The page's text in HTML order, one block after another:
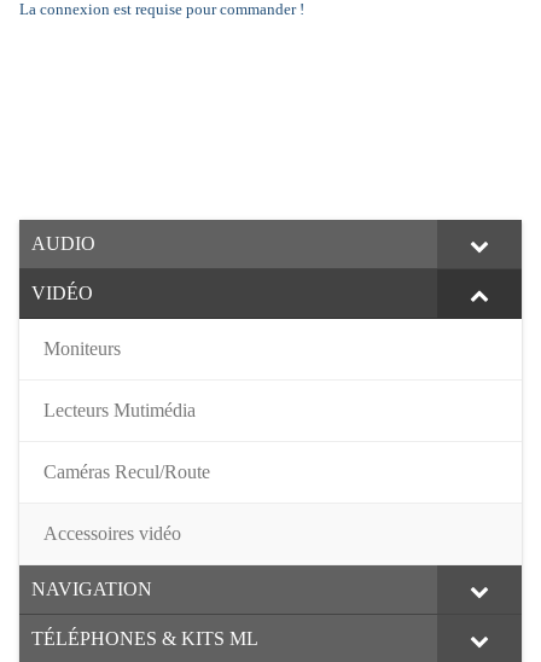
La connexion est requise pour commander !
AUDIO
VIDÉO
Moniteurs
Lecteurs Mutimédia
Caméras Recul/Route
Accessoires vidéo
NAVIGATION
TÉLÉPHONES & KITS ML